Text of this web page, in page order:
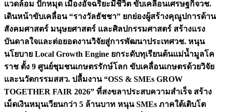
แวดล้อม ปักหมุด เมืองอัจฉริยะมีชีวิต ขับเคลื่อนเศรษฐกิจวช.
เดินหน้าขับเคลื่อน “รางวัลธัชชา” ยกย่องผู้สร้างคุณูปการด้าน
สังคมศาสตร์ มนุษยศาสตร์ และศิลปกรรมศาสตร์ สร้างแรง
บันดาลใจและต่อยอดงานวิจัยสู่การพัฒนาประเทศวช. หนุน
นโยบาย Local Growth Engine ยกระดับทุเรียนต้นแม่น้ำมูลโค
ราช ตั้ง 9 ศูนย์ชุมชนเกษตรรักษ์โลก ขับเคลื่อนเกษตรด้วยวิจัย
และนวัตกรรมสสว. ปลื้มงาน “OSS & SMEs GROW
TOGETHER FAIR 2026” ที่สงขลาประสบความสำเร็จ สร้าง
เม็ดเงินหมุนเวียนกว่า 5 ล้านบาท หนุน SMEs ภาคใต้เติบโต